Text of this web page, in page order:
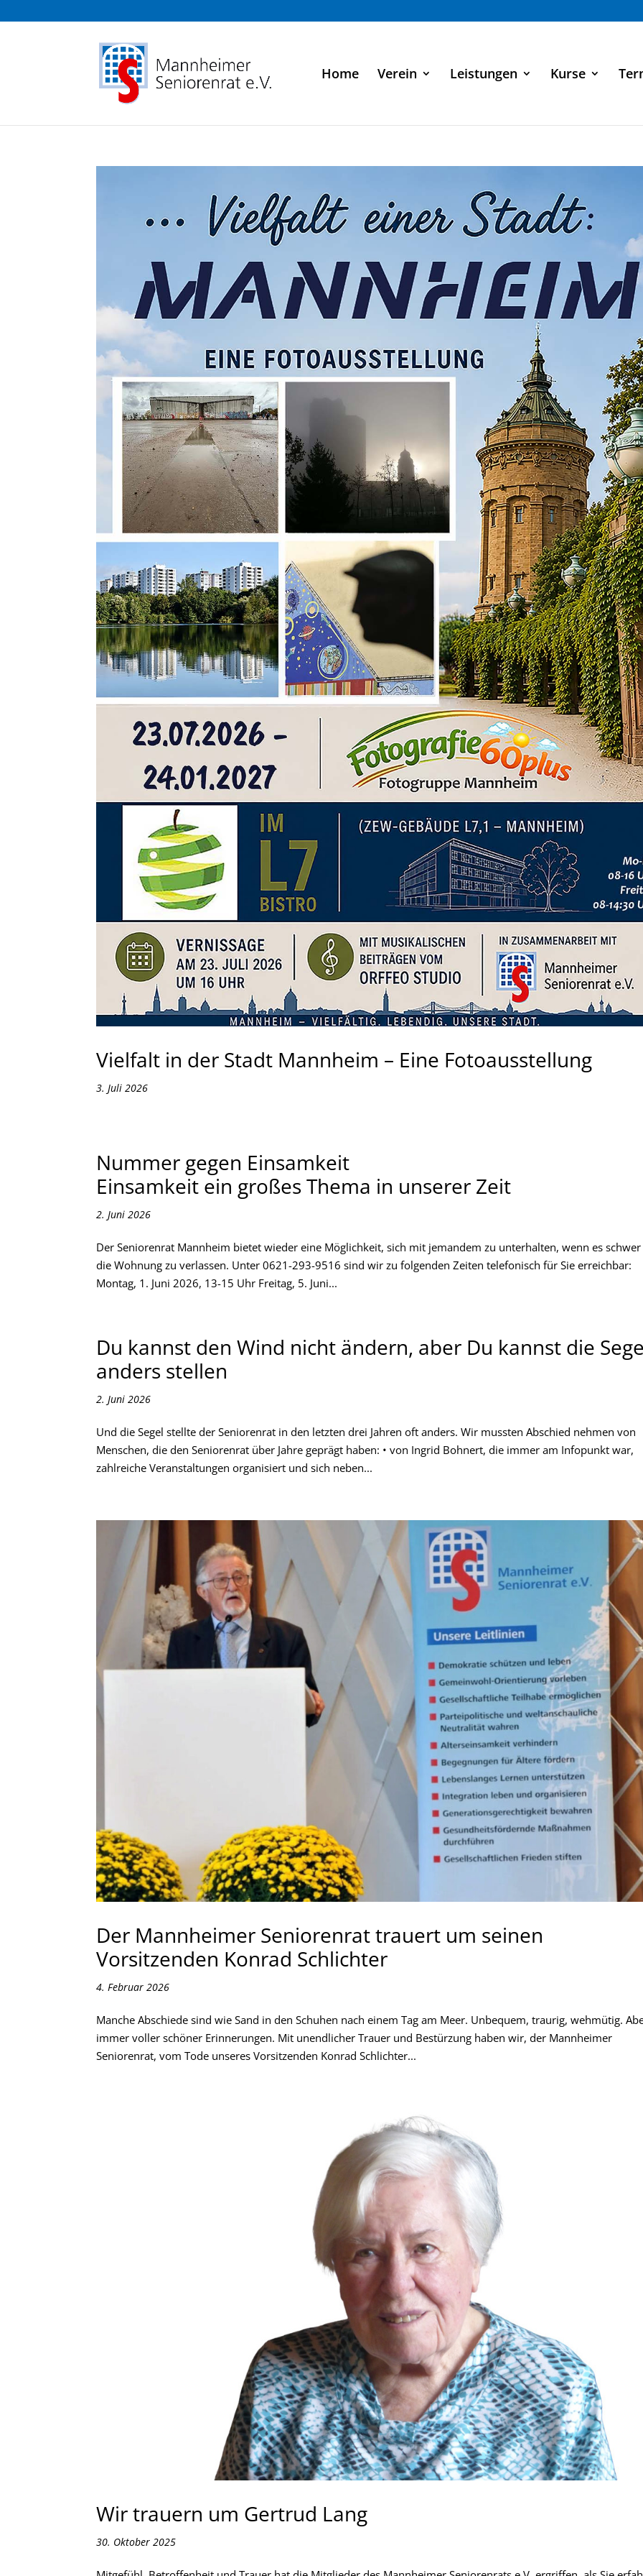
Home Verein Leistungen Kurse
Vielfalt in der Stadt Mannheim – Eine Fotoausstellung
3. Juli 2026
Nummer gegen Einsamkeit
Einsamkeit ein großes Thema in unserer Zeit
2. Juni 2026
Der Seniorenrat Mannheim bietet wieder eine Möglichkeit, sich mit jemandem zu unterhalten, wenn es
die Wohnung zu verlassen. Unter 0621-293-9516 sind wir zu folgenden Zeiten telefonisch für Sie erreichbar:
Montag, 1. Juni 2026, 13-15 Uhr Freitag, 5. Juni...
Du kannst den Wind nicht ändern, aber Du kannst die
anders stellen
2. Juni 2026
Und die Segel stellte der Seniorenrat in den letzten drei Jahren oft anders. Wir mussten Abschied nehmen von
Menschen, die den Seniorenrat über Jahre geprägt haben: • von Ingrid Bohnert, die immer am Infopunkt war,
zahlreiche Veranstaltungen organisiert und sich neben...
Der Mannheimer Seniorenrat trauert um seinen
Vorsitzenden Konrad Schlichter
4. Februar 2026
Manche Abschiede sind wie Sand in den Schuhen nach einem Tag am Meer. Unbequem, traurig, wehmütig.
immer voller schöner Erinnerungen. Mit unendlicher Trauer und Bestürzung haben wir, der Mannheimer
Seniorenrat, vom Tode unseres Vorsitzenden Konrad Schlichter...
Wir trauern um Gertrud Lang
30. Oktober 2025